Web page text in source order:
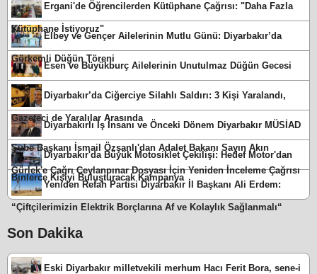
Ergani'de Öğrencilerden Kütüphane Çağrısı: "Daha Fazla
Kütüphane İstiyoruz"
Elbey ve Gençer Ailelerinin Mutlu Günü: Diyarbakır’da
Görkemli Düğün Töreni
Esen ve Büyükburç Ailelerinin Unutulmaz Düğün Gecesi
Diyarbakır’da Ciğerciye Silahlı Saldırı: 3 Kişi Yaralandı,
Gazeteci de Yaralılar Arasında
Diyarbakırlı İş İnsanı ve Önceki Dönem Diyarbakır MÜSİAD
Şube Başkanı İsmail Özşanlı'dan Adalet Bakanı Sayın Akın
Gürlek'e Çağrı Ceylanpınar Dosyası İçin Yeniden İnceleme Çağrısı
Diyarbakır'da Büyük Motosiklet Çekilişi: Hedef Motor'dan
Binlerce Kişiyi Buluşturacak Kampanya
Yeniden Refah Partisi Diyarbakır İl Başkanı Ali Erdem:
“Çiftçilerimizin Elektrik Borçlarına Af ve Kolaylık Sağlanmalı“
Son Dakika
Eski Diyarbakır milletvekili merhum Hacı Ferit Bora, sene-i